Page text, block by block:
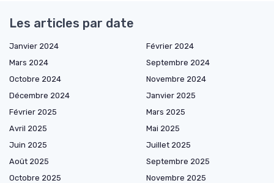
Les articles par date
Janvier 2024
Février 2024
Mars 2024
Septembre 2024
Octobre 2024
Novembre 2024
Décembre 2024
Janvier 2025
Février 2025
Mars 2025
Avril 2025
Mai 2025
Juin 2025
Juillet 2025
Août 2025
Septembre 2025
Octobre 2025
Novembre 2025